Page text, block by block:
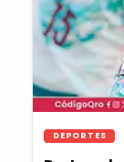
DEPORTES